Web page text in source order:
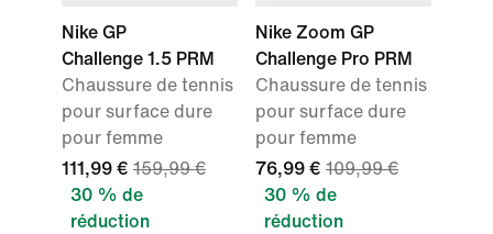
Nike GP
Challenge 1.5 PRM
Chaussure de tennis
pour surface dure
pour femme
111,99 € 159,99 €
30 % de
réduction
Nike Zoom GP
Challenge Pro PRM
Chaussure de tennis
pour surface dure
pour femme
76,99 € 109,99 €
30 % de
réduction